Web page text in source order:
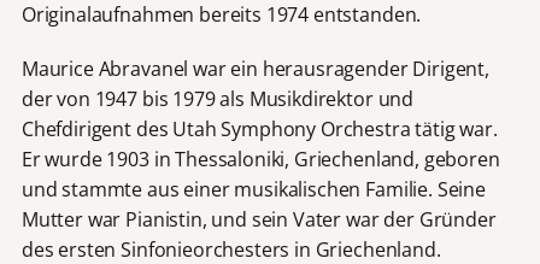
Originalaufnahmen bereits 1974 entstanden.
Maurice Abravanel war ein herausragender Dirigent,
der von 1947 bis 1979 als Musikdirektor und
Chefdirigent des Utah Symphony Orchestra tätig war.
Er wurde 1903 in Thessaloniki, Griechenland, geboren
und stammte aus einer musikalischen Familie. Seine
Mutter war Pianistin, und sein Vater war der Gründer
des ersten Sinfonieorchesters in Griechenland.